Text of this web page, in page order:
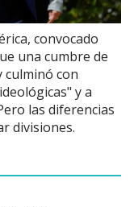
convocado
una cumbre de
culminó con
y a
las diferencias
divisiones.